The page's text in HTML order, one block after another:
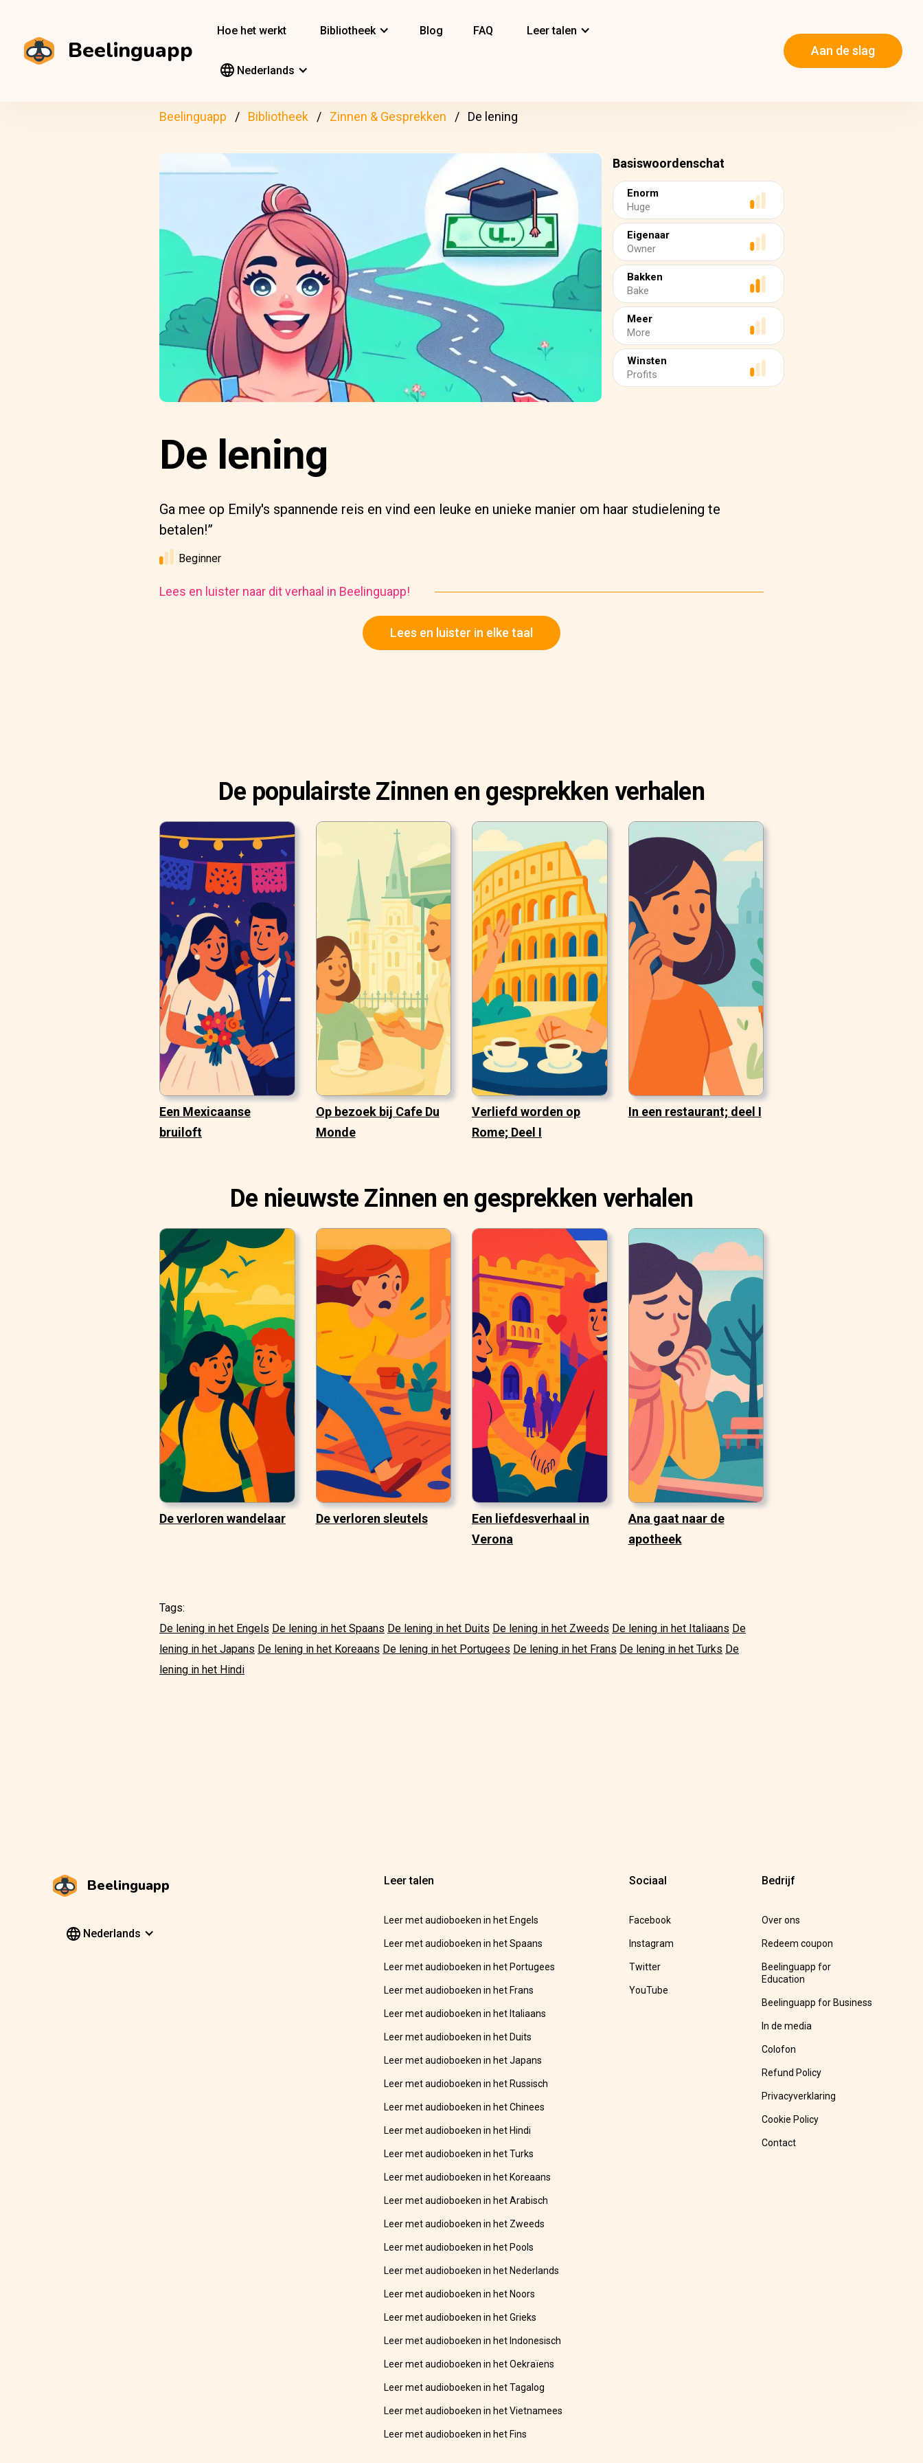
Beelinguapp
Hoe het werkt Bibliotheek Blog FAQ Leer talen
Nederlands
Aan de slag
Beelinguapp Bibliotheek Zinnen & Gesprekken De lening
Basiswoordenschat
Enorm
Huge
Eigenaar
Owner
Bakken
Bake
Meer
More
Winsten
Profits
De lening
Ga mee op Emily's spannende reis en vind een leuke en unieke manier om haar studielening te
betalen!”
Beginner
Lees en luister naar dit verhaal in Beelinguapp!
Lees en luister in elke taal
De populairste Zinnen en gesprekken verhalen
Een Mexicaanse
bruiloft
Op bezoek bij Cafe Du
Monde
Verliefd worden op
Rome; Deel I
In een restaurant; deel I
De nieuwste Zinnen en gesprekken verhalen
De verloren wandelaar De verloren sleutels
Een liefdesverhaal in
Verona
Ana gaat naar de
apotheek
Tags:
De lening in het Engels De lening in het Spaans De lening in het Duits De lening in het Zweeds De lening in het Italiaans De
lening in het Japans De lening in het Koreaans De lening in het Portugees De lening in het Frans De lening in het Turks De
lening in het Hindi
Beelinguapp
Nederlands
Leer talen
Leer met audioboeken in het Engels
Leer met audioboeken in het Spaans
Leer met audioboeken in het Portugees
Leer met audioboeken in het Frans
Leer met audioboeken in het Italiaans
Leer met audioboeken in het Duits
Leer met audioboeken in het Japans
Leer met audioboeken in het Russisch
Leer met audioboeken in het Chinees
Leer met audioboeken in het Hindi
Leer met audioboeken in het Turks
Leer met audioboeken in het Koreaans
Leer met audioboeken in het Arabisch
Leer met audioboeken in het Zweeds
Leer met audioboeken in het Pools
Leer met audioboeken in het Nederlands
Leer met audioboeken in het Noors
Leer met audioboeken in het Grieks
Leer met audioboeken in het Indonesisch
Leer met audioboeken in het Oekraïens
Leer met audioboeken in het Tagalog
Leer met audioboeken in het Vietnamees
Leer met audioboeken in het Fins
Sociaal
Facebook
Instagram
Twitter
YouTube
Bedrijf
Over ons
Redeem coupon
Beelinguapp for
Education
Beelinguapp for Business
In de media
Colofon
Refund Policy
Privacyverklaring
Cookie Policy
Contact